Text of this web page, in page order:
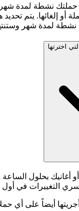
نشطة لمدة شهر ثم
إلغائها. يتم تحديد
لمدة شهر
اخترتها
التغييرات في أول
أيضاً على أي